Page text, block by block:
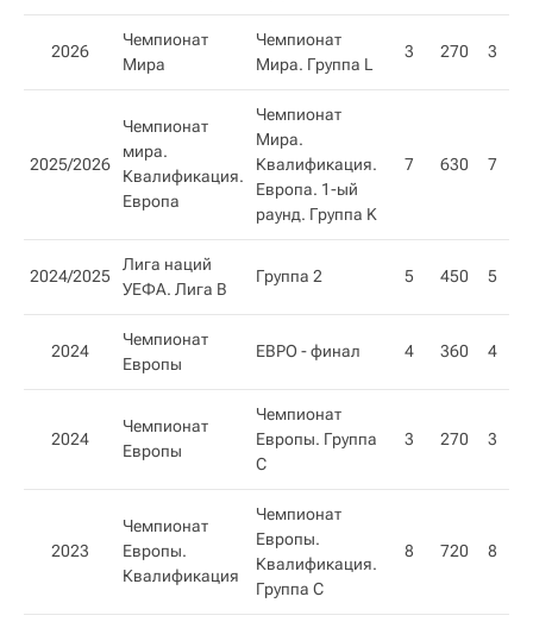
2026
Чемпионат
Мира
Чемпионат
Мира. Группа L
3 270 3
2025/2026
Чемпионат
мира.
Квалификация.
Европа
Чемпионат
Мира.
Квалификация.
Европа. 1-ый
раунд. Группа K
7 630 7
2024/2025
Лига наций
УЕФА. Лига B
Группа 2 5 450 5
2024
Чемпионат
Европы
ЕВРО - финал 4 360 4
2024
Чемпионат
Европы
Чемпионат
Европы. Группа
C
3 270 3
2023
Чемпионат
Европы.
Квалификация​
Чемпионат
Европы.
Квалификация.
Группа С
8 720 8